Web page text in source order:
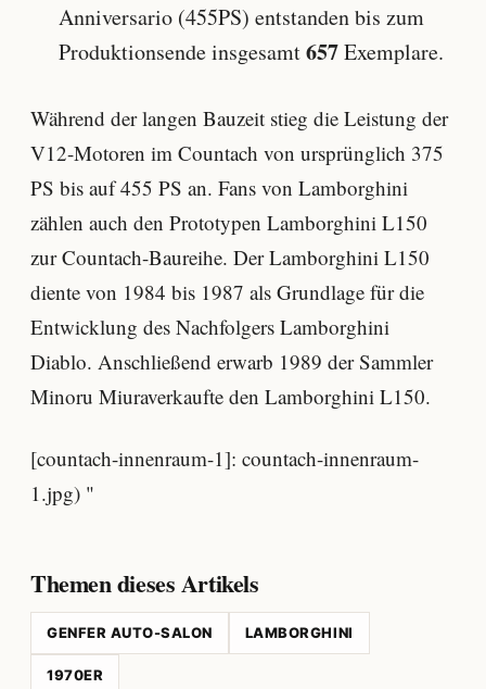
Anniversario (455PS) entstanden bis zum
Produktionsende insgesamt657Exemplare.
Während der langen Bauzeit stieg die Leistung der
V12-Motoren im Countach von ursprünglich 375
PS bis auf 455 PS an. Fans von Lamborghini
zählen auch den Prototypen Lamborghini L150
zur Countach-Baureihe. Der Lamborghini L150
diente von 1984 bis 1987 als Grundlage für die
Entwicklung des Nachfolgers Lamborghini
Diablo. Anschließend erwarb 1989 der Sammler
Minoru Miuraverkaufte den Lamborghini L150.
[countach-innenraum-1]: countach-innenraum-
1.jpg) "
Themen dieses Artikels
GENFER AUTO-SALON LAMBORGHINI
1970ER